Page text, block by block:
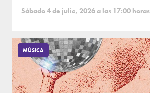
Sábado 4 de julio, 2026 a las 17:00 horas
MÚSICA